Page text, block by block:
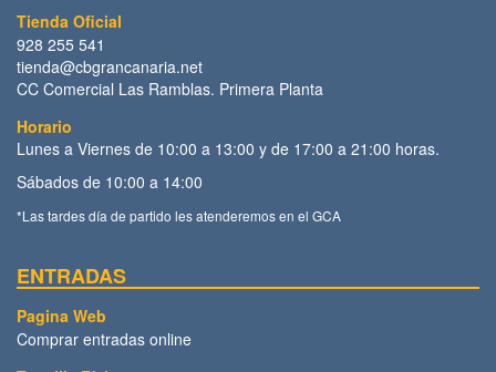
Tienda Oficial
928 255 541
tienda@cbgrancanaria.net
CC Comercial Las Ramblas. Primera Planta
Horario
Lunes a Viernes de 10:00 a 13:00 y de 17:00 a 21:00 horas.
Sábados de 10:00 a 14:00
*Las tardes día de partido les atenderemos en el GCA
ENTRADAS
Pagina Web
Comprar entradas online